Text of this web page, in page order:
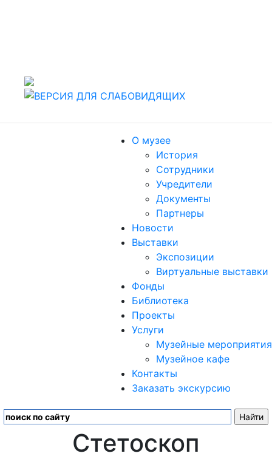
О музее
История
Сотрудники
Учредители
Документы
Партнеры
Новости
Выставки
Экспозиции
Виртуальные выставки
Фонды
Библиотека
Проекты
Услуги
Музейные мероприятия
Музейное кафе
Контакты
Заказать экскурсию
Стетоскоп